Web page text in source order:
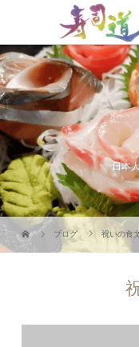
日本
ブログ 祝いの食